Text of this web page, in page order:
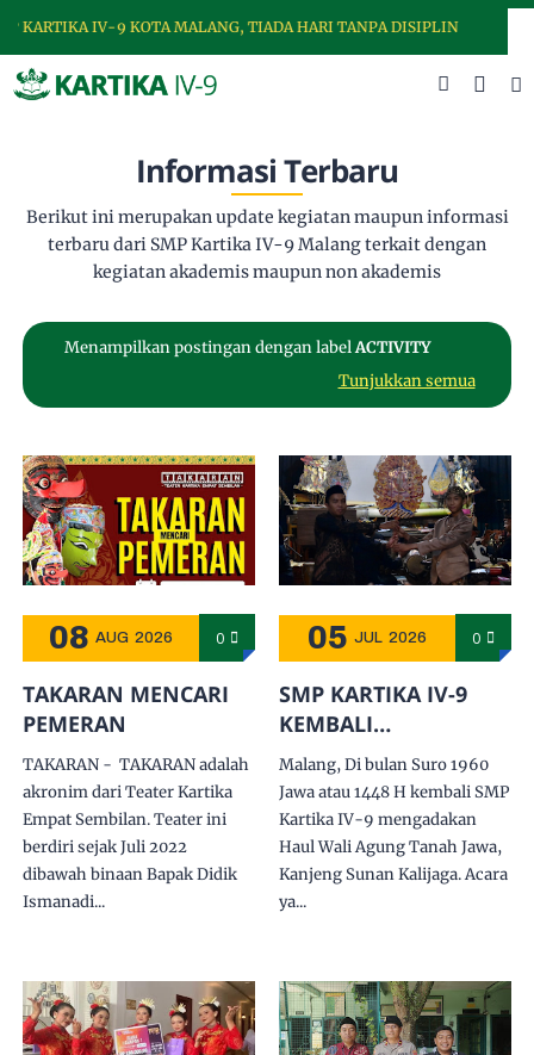
KARTIKA IV-9 KOTA MALANG, TIADA HARI TANPA DISIPLIN
Informasi Terbaru
Berikut ini merupakan update kegiatan maupun informasi
terbaru dari SMP Kartika IV-9 Malang terkait dengan
kegiatan akademis maupun non akademis
Menampilkan postingan dengan labelACTIVITY
Tunjukkan semua
08 AUG 2026 0
TAKARAN MENCARI
PEMERAN
TAKARAN - TAKARAN adalah
akronim dari Teater Kartika
Empat Sembilan. Teater ini
berdiri sejak Juli 2022
dibawah binaan Bapak Didik
Ismanadi...
05 JUL 2026 0
SMP KARTIKA IV-9
KEMBALI
MENGGELAR HAUL
KANJENG SUNAN
KALIJAGA
Malang, Di bulan Suro 1960
Jawa atau 1448 H kembali SMP
Kartika IV-9 mengadakan
Haul Wali Agung Tanah Jawa,
Kanjeng Sunan Kalijaga. Acara
ya...